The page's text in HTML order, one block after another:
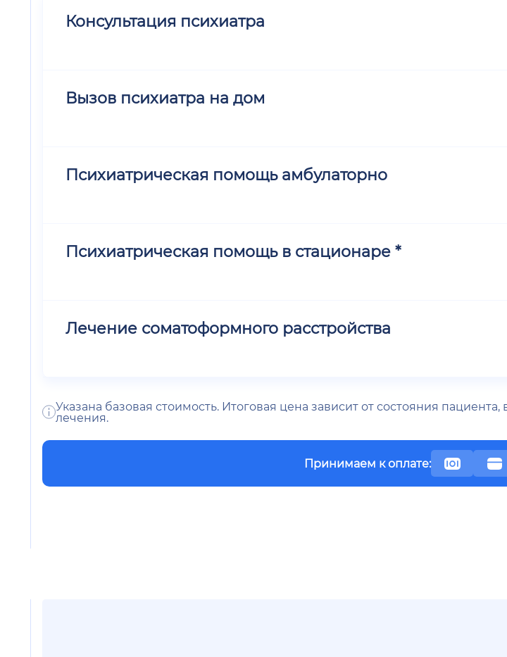
Консультация психиатра
Вызов психиатра на дом
Психиатрическая помощь амбулаторно
Психиатрическая помощь в стационаре *
Лечение соматоформного расстройства
Указана базовая стоимость. Итоговая цена зависит от состояния
лечения.
Принимаем к оплате: